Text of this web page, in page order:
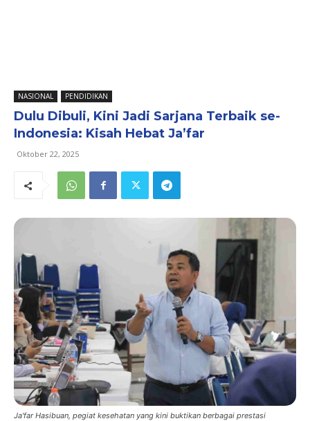
NASIONAL PENDIDIKAN
Dulu Dibuli, Kini Jadi Sarjana Terbaik se-
Indonesia: Kisah Hebat Ja’far
Oktober 22, 2025
Ja'far Hasibuan, pegiat kesehatan yang kini buktikan berbagai prestasi